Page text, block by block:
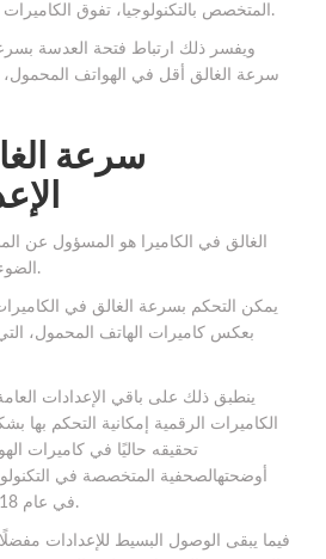
المتخصص بالتكنولوجيا، تفوق الكاميرات الاحترافية في هذا المجال.
ويفسر ذلك ارتباط فتحة العدسة
سرعة الغالق أقل في الهواتف المحمول،
سرعة
الغالق في الكاميرا هو المسؤول عن
الضوء عبر العدسة إلى الكاميرا.
يمكن التحكم بسرعة الغالق في
بعكس كاميرات الهاتف المحمول، التي
ينطبق ذلك على باقي الإعدادات
الكاميرات الرقمية إمكانية التحكم بها
تحقيقه حاليًا في كاميرات
أوضحتهالصحفية المتخصصة في
نشرته عبر موقع “BT” في عام 2018.
فيما يبقى الوصول البسيط للإعدادات